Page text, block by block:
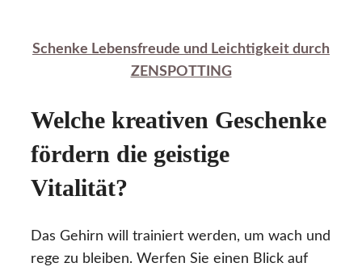
Schenke Lebensfreude und Leichtigkeit durch
ZENSPOTTING
Welche kreativen Geschenke
fördern die geistige
Vitalität?
Das Gehirn will trainiert werden, um wach und
rege zu bleiben. Werfen Sie einen Blick auf